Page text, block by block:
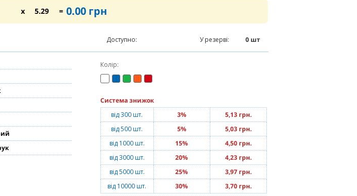
x 5.29 = 0.00грн
Доступно: У резерві: 0шт
Колір:
Система знижок
від 300 шт.
3%
5,13 грн.
від 500 шт.
5%
5,03 грн.
від 1000 шт.
15%
4,50 грн.
від 3000 шт.
20%
4,23 грн.
від 5000 шт.
25%
3,97 грн.
від 10000 шт.
30% 3,70 грн.